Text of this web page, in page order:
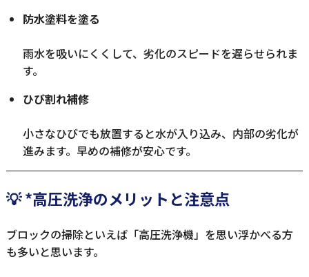
防水塗料を塗る
雨水を吸いにくくして、劣化のスピードを遅らせられま
す。
ひび割れ補修
小さなひびでも放置すると水が入り込み、内部の劣化が
進みます。早めの補修が安心です。
💡 *高圧洗浄のメリットと注意点
ブロックの掃除といえば「高圧洗浄機」を思い浮かべる方
も多いと思います。